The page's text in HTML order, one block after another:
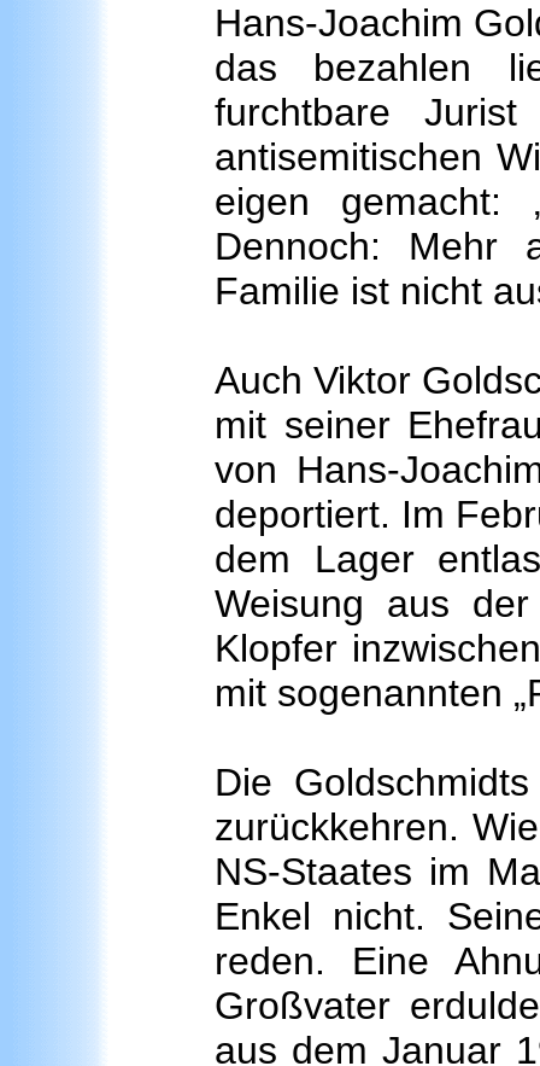
Hans-Joachim
das bezahlen
furchtbare
antisemitischen
eigen
Dennoch: Mehr
Familie ist nicht
Auch Viktor
mit seiner
von Hans-
deportiert. Im
dem Lager
Weisung aus
Klopfer
mit sogenannten
Die
zurückkehren.
NS-Staates im
Enkel nicht.
reden. Eine
Großvater
aus dem Januar